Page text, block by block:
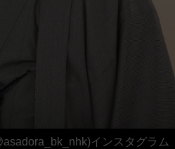
インスタグラム